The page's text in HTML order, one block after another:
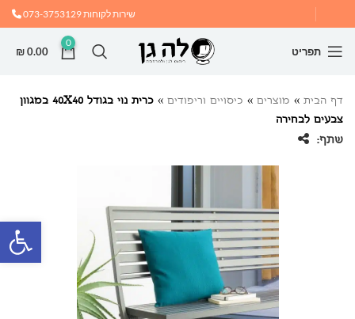
שירות לקוחות073-3753129
תפריט
0
₪0.00
דף הבית » מוצרים » כיסויים וריפודים »
כרית נוי בגודל 40X40 במגוון
צבעים לבחירה
שתף: